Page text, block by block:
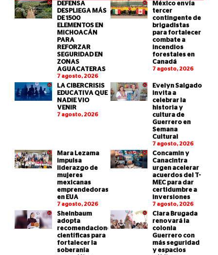
DEFENSA
DESPLIEGA MÁS
DE 1500
ELEMENTOS EN
MICHOACÁN
PARA
REFORZAR
SEGURIDAD EN
ZONAS
AGUACATERAS
7 agosto, 2026
México envía
tercer
contingente de
brigadistas
para fortalecer
combate a
incendios
forestales en
Canadá
7 agosto, 2026
LA CIBERCRISIS
EDUCATIVA QUE
NADIE VIO
VENIR
7 agosto, 2026
Evelyn Salgado
invita a
celebrar la
historia y
cultura de
Guerrero en
Semana
Cultural
7 agosto, 2026
Mara Lezama
impulsa
liderazgo de
mujeres
mexicanas
emprendedoras
en EUA
7 agosto, 2026
Concamin y
Canacintra
urgen acelerar
acuerdos del T-
MEC para dar
certidumbre a
inversiones
7 agosto, 2026
Sheinbaum
adopta
recomendaciones
científicas para
fortalecer la
soberanía
Clara Brugada
renovará la
colonia
Guerrero con
más seguridad
y espacios